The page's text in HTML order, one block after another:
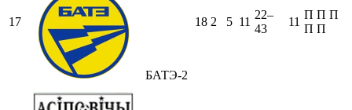
17
БАТЭ-2
18 2 5 11
22–
43
11
П П П
П П